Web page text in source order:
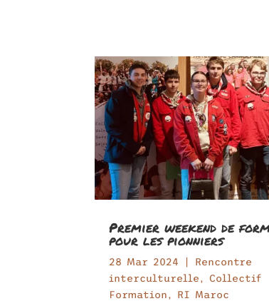
Premier weekend de
pour les pionniers
28 Mar 2024
Rencontre
interculturelle,Collectif
Formation, RI Maroc